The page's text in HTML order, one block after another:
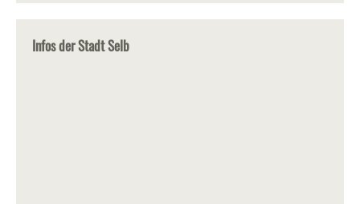
Infos der Stadt Selb